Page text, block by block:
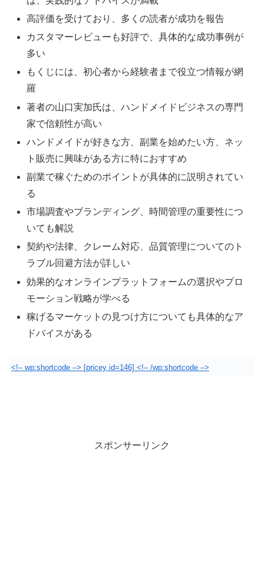
高評価を受けており、多くの読者が成功を報告
カスタマーレビューも好評で、具体的な成功事例が
多い
もくじには、初心者から経験者まで役立つ情報が網
羅
著者の山口実加氏は、ハンドメイドビジネスの専門
家で信頼性が高い
ハンドメイドが好きな方、副業を始めたい方、ネッ
ト販売に興味がある方に特におすすめ
副業で稼ぐためのポイントが具体的に説明されてい
る
市場調査やブランディング、時間管理の重要性につ
いても解説
契約や法律、クレーム対応、品質管理についてのト
ラブル回避方法が詳しい
効果的なオンラインプラットフォームの選択やプロ
モーション戦略が学べる
稼げるマーケットの見つけ方についても具体的なア
ドバイスがある
<!– wp:shortcode –> [pricey id=146] <!– /wp:shortcode –>
スポンサーリンク